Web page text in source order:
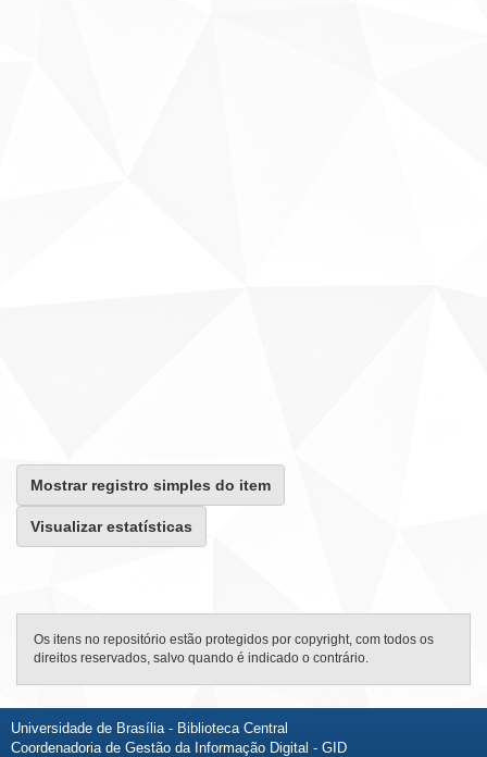
Mostrar registro simples do item
Visualizar estatísticas
Os itens no repositório estão protegidos por copyright, com todos os
direitos reservados, salvo quando é indicado o contrário.
Universidade de Brasília - Biblioteca Central
Coordenadoria de Gestão da Informação Digital - GID